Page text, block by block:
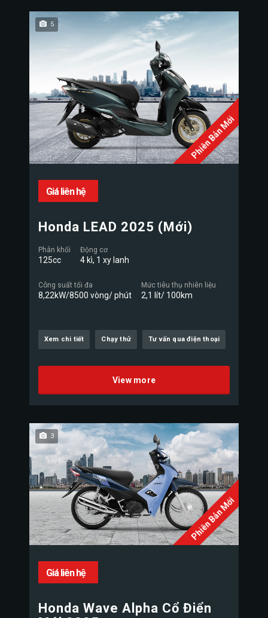
Phiên Bản Mới
5
Giá liên hệ
Honda LEAD 2025 (Mới)
Phân khối
125cc
Động cơ
4 kì, 1 xy lanh
Công suất tối đa
8,22kW/8500 vòng/ phút
Mức tiêu thụ nhiên liệu
2,1 lít/ 100km
Xem chi tiết Chạy thử Tư vấn qua điện thoại
View more
Phiên Bản Mới
3
Giá liên hệ
Honda Wave Alpha Cổ Điển